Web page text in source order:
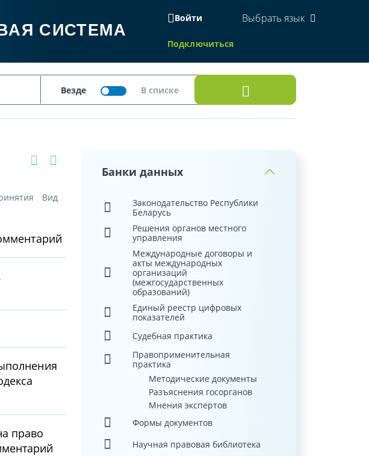
СИСТЕМА
Войти
Подключиться
Выбрать язык
Вид
право
Банки данных
Законодательство Республики
Беларусь
Решения органов местного
управления
Международные договоры и
акты международных
организаций
(межгосударственных
образований)
Единый реестр цифровых
показателей
Судебная практика
Правоприменительная
практика
Методические документы
Разъяснения госорганов
Мнения экспертов
Формы документов
Научная правовая библиотека